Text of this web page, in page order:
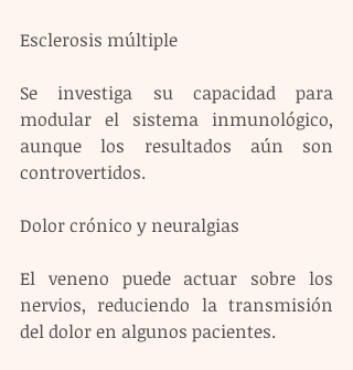
Esclerosis múltiple
Se investiga su capacidad para
modular el sistema inmunológico,
aunque los resultados aún son
controvertidos.
Dolor crónico y neuralgias
El veneno puede actuar sobre los
nervios, reduciendo la transmisión
del dolor en algunos pacientes.